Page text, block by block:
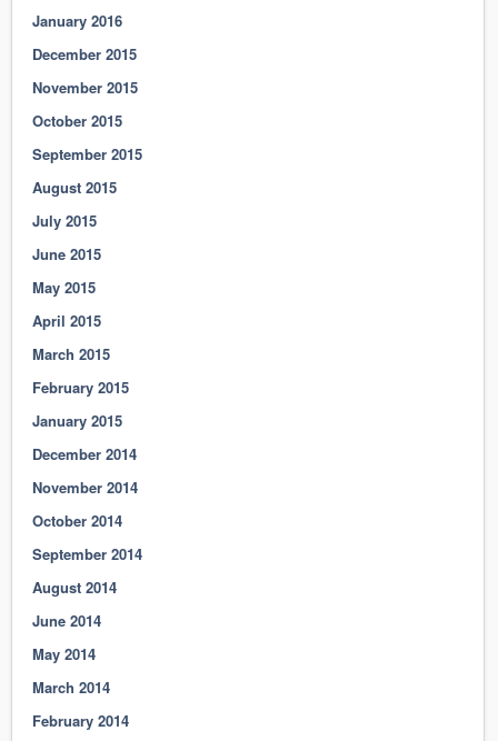
January 2016
December 2015
November 2015
October 2015
September 2015
August 2015
July 2015
June 2015
May 2015
April 2015
March 2015
February 2015
January 2015
December 2014
November 2014
October 2014
September 2014
August 2014
June 2014
May 2014
March 2014
February 2014